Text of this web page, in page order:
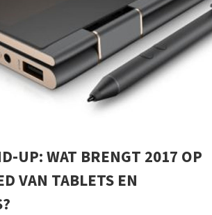
UP: WAT BRENGT 2017 OP
VAN TABLETS EN